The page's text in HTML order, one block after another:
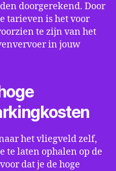
doorgerekend. Door
tarieven is het voor
te zijn van het
in jouw
het vliegveld zelf,
te laten ophalen op de
dat je de hoge